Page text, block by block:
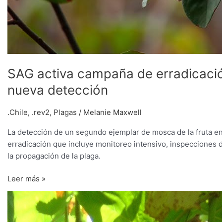
SAG activa campaña de
nueva detección
.Chile, .rev2, Plagas / Melanie Maxwell
La detección de un segundo ejemplar de mosca de la fruta
erradicación que incluye monitoreo intensivo,
la propagación de la plaga.
Leer más »
Productores
de
Atacama